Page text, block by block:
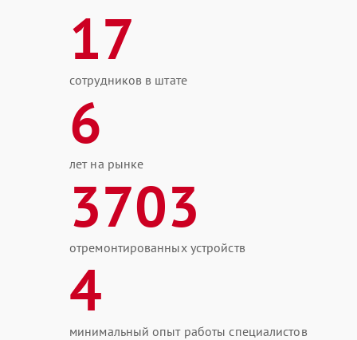
17
сотрудников в штате
6
лет на рынке
3703
отремонтированных устройств
4
минимальный опыт работы специалистов